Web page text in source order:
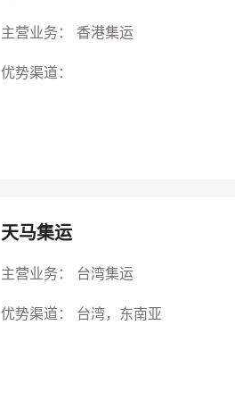
主营业务： 香港集运
优势渠道：
天马集运
主营业务： 台湾集运
优势渠道： 台湾，东南亚